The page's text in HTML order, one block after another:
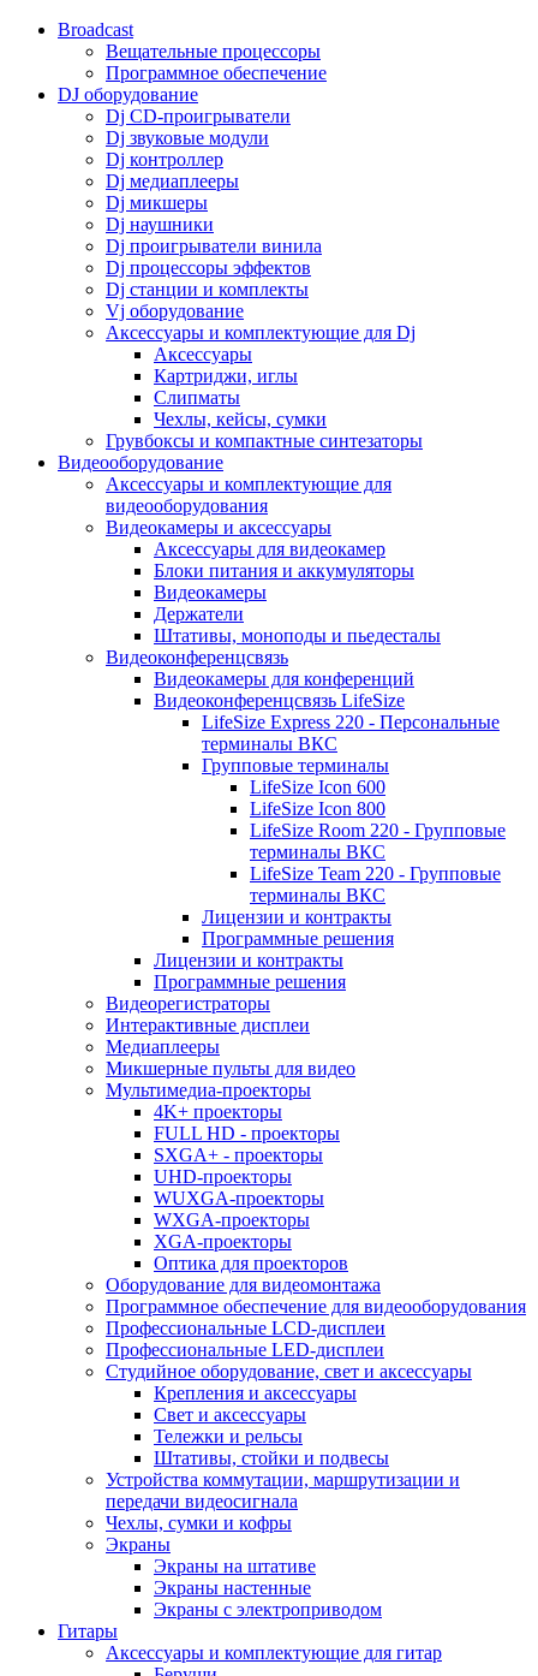
Broadcast
Вещательные процессоры
Программное обеспечение
DJ оборудование
Dj CD-проигрыватели
Dj звуковые модули
Dj контроллер
Dj медиаплееры
Dj микшеры
Dj наушники
Dj проигрыватели винила
Dj процессоры эффектов
Dj станции и комплекты
Vj оборудование
Аксессуары и комплектующие для Dj
Аксессуары
Картриджи, иглы
Слипматы
Чехлы, кейсы, сумки
Грувбоксы и компактные синтезаторы
Видеооборудование
Аксессуары и комплектующие для
видеооборудования
Видеокамеры и аксессуары
Аксессуары для видеокамер
Блоки питания и аккумуляторы
Видеокамеры
Держатели
Штативы, моноподы и пьедесталы
Видеоконференцсвязь
Видеокамеры для конференций
Видеоконференцсвязь LifeSize
LifeSize Express 220 - Персональные
терминалы ВКС
Групповые терминалы
LifeSize Icon 600
LifeSize Icon 800
LifeSize Room 220 - Групповые
терминалы ВКС
LifeSize Team 220 - Групповые
терминалы ВКС
Лицензии и контракты
Программные решения
Лицензии и контракты
Программные решения
Видеорегистраторы
Интерактивные дисплеи
Медиаплееры
Микшерные пульты для видео
Мультимедиа-проекторы
4K+ проекторы
FULL HD - проекторы
SXGA+ - проекторы
UHD-проекторы
WUXGA-проекторы
WXGA-проекторы
XGA-проекторы
Оптика для проекторов
Оборудование для видеомонтажа
Программное обеспечение для видеооборудования
Профессиональные LCD-дисплеи
Профессиональные LED-дисплеи
Студийное оборудование, свет и аксессуары
Крепления и аксессуары
Свет и аксессуары
Тележки и рельсы
Штативы, стойки и подвесы
Устройства коммутации, маршрутизации и
передачи видеосигнала
Чехлы, сумки и кофры
Экраны
Экраны на штативе
Экраны настенные
Экраны с электроприводом
Гитары
Аксессуары и комплектующие для гитар